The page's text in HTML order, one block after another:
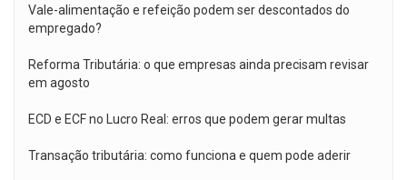
Vale-alimentação e refeição podem ser descontados do
empregado?
Reforma Tributária: o que empresas ainda precisam revisar
em agosto
ECD e ECF no Lucro Real: erros que podem gerar multas
Transação tributária: como funciona e quem pode aderir